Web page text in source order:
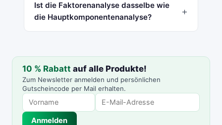
Ist die Faktorenanalyse dasselbe wie
die Hauptkomponentenanalyse?
10 % Rabatt auf alle Produkte!
Zum Newsletter anmelden und persönlichen
Gutscheincode per Mail erhalten.
Anmelden